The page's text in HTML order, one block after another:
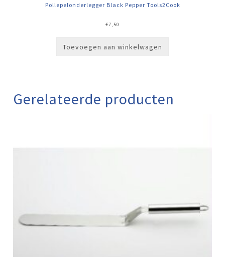
Pollepelonderlegger Black Pepper Tools2Cook
€7,50
Toevoegen aan winkelwagen
Gerelateerde producten